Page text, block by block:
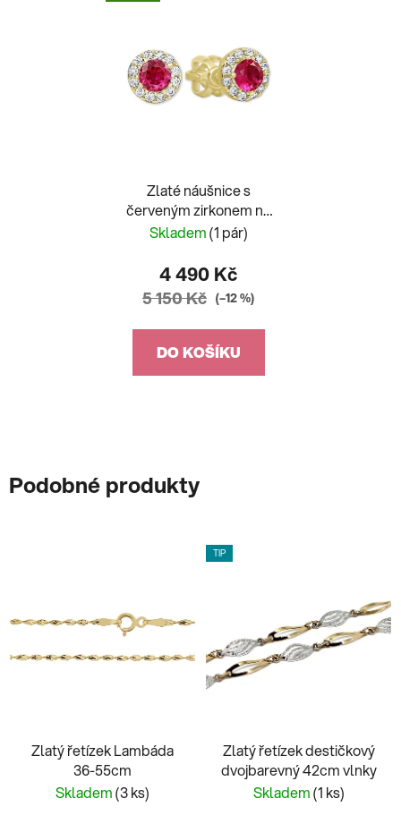
Zlaté náušnice s
červeným zirkonem na
šroubek
Skladem(1 pár)
4 490 Kč
5 150 Kč (–12 %)
DO KOŠÍKU
Podobné produkty
Zlatý řetízek Lambáda
36-55cm
Skladem(3 ks)
TIP
Zlatý řetízek destičkový
dvojbarevný 42cm vlnky
Skladem(1 ks)